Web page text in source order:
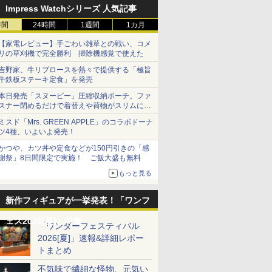
Impress Watchシリーズ 人気記事
24時間 1週間 1カ月
家電レビュー】手ごわい雑草との戦い、コメ
の草刈機で完全勝利 掃除機感覚で使えた
野家、牛リブロースを熱々で提供する「極旨
鉄板ステーキ定食」を発売
日発売「スヌーピー」圧縮収納ポーチ。ファ
ナー閉めるだけで着替えや荷物がスリムにま
まる
スド「Mrs. GREEN APPLE」のコラボドーナ
4種、いよいよ発売！
つや、カツ丼や定食などが150円引きの「感
祭」8日間限定で実施！ ご飯大盛も無料
もっと見る
新作フィギュアが一挙発表！「ワンフ
ェス2026[夏]」特集「ワンダーフェスティバル
2026[夏]」速報&詳細レポー
トまとめ
不気味で繊細な怪物、元気い